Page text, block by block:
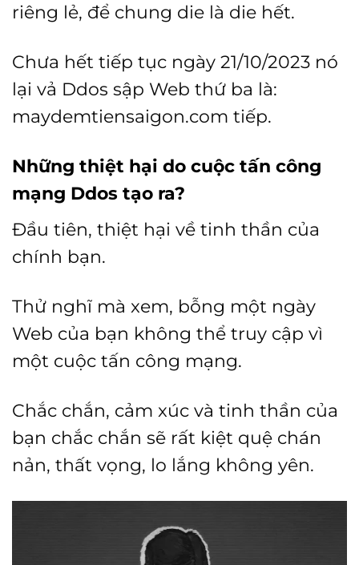
riêng lẻ, để chung die là die hết.
Chưa hết tiếp tục ngày 21/10/2023 nó
lại vả Ddos sập Web thứ ba là:
maydemtiensaigon.com tiếp.
Những thiệt hại do cuộc tấn công
mạng Ddos tạo ra?
Đầu tiên, thiệt hại về tinh thần của
chính bạn.
Thử nghĩ mà xem, bỗng một ngày
Web của bạn không thể truy cập vì
một cuộc tấn công mạng.
Chắc chắn, cảm xúc và tinh thần của
bạn chắc chắn sẽ rất kiệt quệ chán
nản, thất vọng, lo lắng không yên.